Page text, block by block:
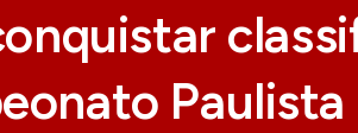
Paulista